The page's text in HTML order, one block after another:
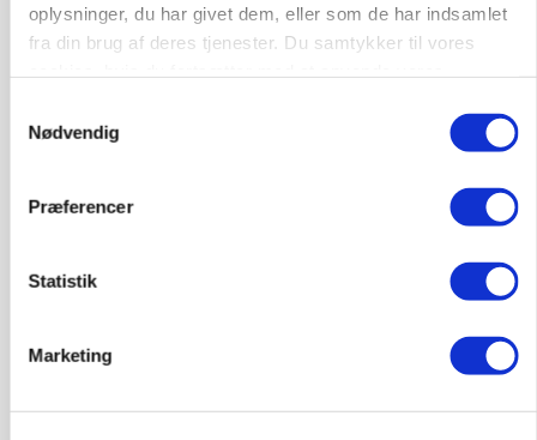
oplysninger, du har givet dem, eller som de har indsamlet
fra din brug af deres tjenester. Du samtykker til vores
Nødvendig
Præferencer
Statistik
Marketing
POLITIK
Folketinget behandler ny gødskningslov: Sådan